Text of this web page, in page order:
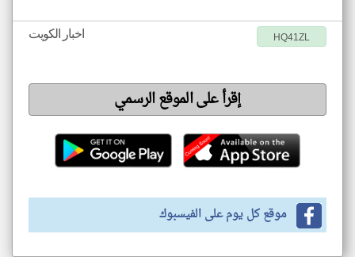
اخبار الكويت HQ41ZL
إقرأ على الموقع الرسمي
موقع كل يوم على الفيسبوك